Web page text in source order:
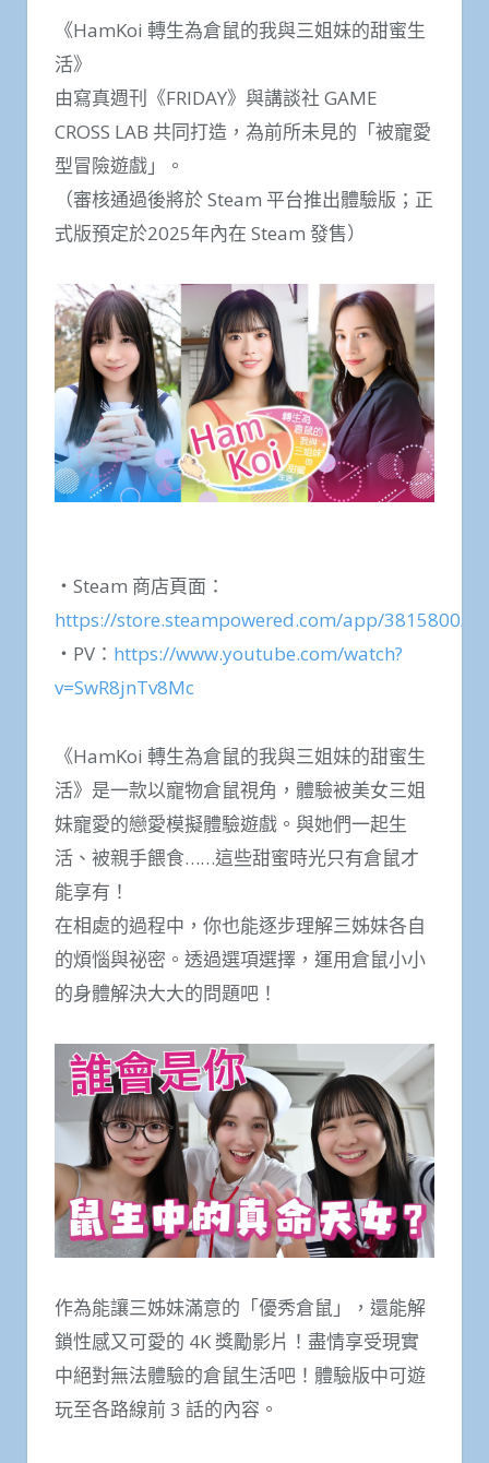
《HamKoi 轉生為倉鼠的我與三姐妹的甜蜜生
活》
由寫真週刊《FRIDAY》與講談社 GAME
CROSS LAB 共同打造，為前所未見的「被寵愛
型冒險遊戲」。
（審核通過後將於 Steam 平台推出體驗版；正
式版預定於2025年內在 Steam 發售）
・Steam 商店頁面：
https://store.steampowered.com/app/3815800/
・PV： https://www.youtube.com/watch?
v=SwR8jnTv8Mc
《HamKoi 轉生為倉鼠的我與三姐妹的甜蜜生
活》是一款以寵物倉鼠視角，體驗被美女三姐
妹寵愛的戀愛模擬體驗遊戲。與她們一起生
活、被親手餵食……這些甜蜜時光只有倉鼠才
能享有！
在相處的過程中，你也能逐步理解三姊妹各自
的煩惱與祕密。透過選項選擇，運用倉鼠小小
的身體解決大大的問題吧！
作為能讓三姊妹滿意的「優秀倉鼠」，還能解
鎖性感又可愛的 4K 獎勵影片！盡情享受現實
中絕對無法體驗的倉鼠生活吧！體驗版中可遊
玩至各路線前 3 話的內容。